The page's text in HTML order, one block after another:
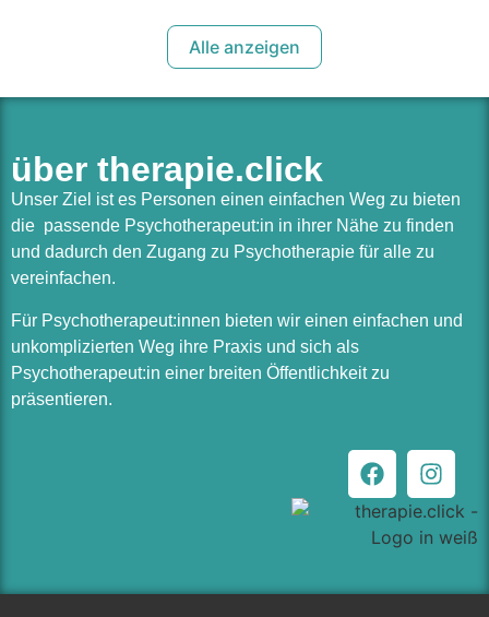
Alle anzeigen
über therapie.click
Unser Ziel ist es Personen einen einfachen Weg zu bieten
die passende Psychotherapeut:in in ihrer Nähe zu finden
und dadurch den Zugang zu Psychotherapie für alle zu
vereinfachen.
Für Psychotherapeut:innen bieten wir einen einfachen und
unkomplizierten Weg ihre Praxis und sich als
Psychotherapeut:in einer breiten Öffentlichkeit zu
präsentieren.